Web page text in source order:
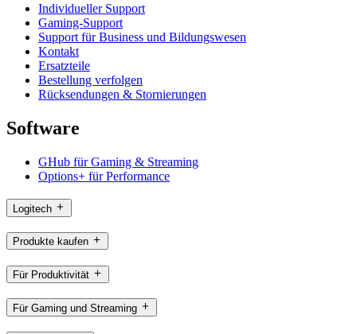
Individueller Support
Gaming-Support
Support für Business und Bildungswesen
Kontakt
Ersatzteile
Bestellung verfolgen
Rücksendungen & Stornierungen
Software
GHub für Gaming & Streaming
Options+ für Performance
Logitech
Produkte kaufen
Für Produktivität
Für Gaming und Streaming